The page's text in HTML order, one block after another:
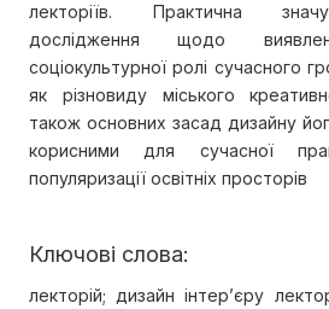
лекторіїв. Практична
дослідження щодо
соціокультурної ролі сучасного
як різновиду міського
також основних засад дизайну
корисними для сучасної
популяризації освітніх просторів
Ключові слова:
лекторій; дизайн інтер’єру